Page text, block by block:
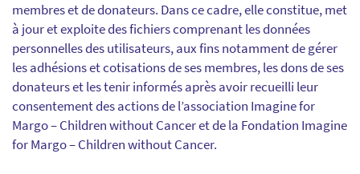
membres et de donateurs. Dans ce cadre, elle constitue, met
à jour et exploite des fichiers comprenant les données
personnelles des utilisateurs, aux fins notamment de gérer
les adhésions et cotisations de ses membres, les dons de ses
donateurs et les tenir informés après avoir recueilli leur
consentement des actions de l’association Imagine for
Margo – Children without Cancer et de la Fondation Imagine
for Margo – Children without Cancer.